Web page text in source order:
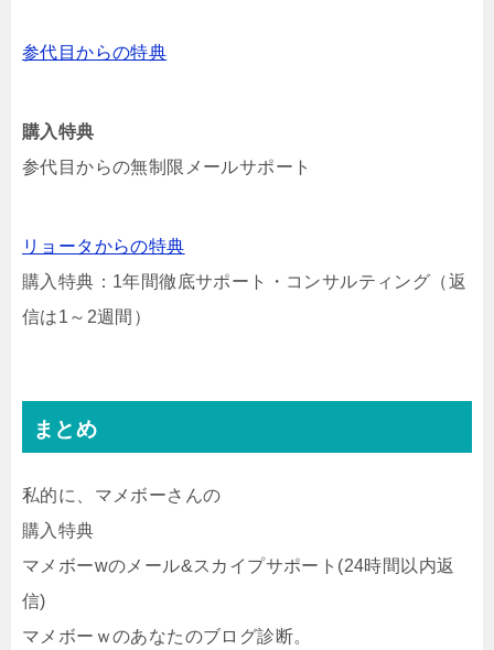
参代目からの特典
購入特典
参代目からの無制限メールサポート
リョータからの特典
購入特典：1年間徹底サポート・コンサルティング（返
信は1～2週間）
まとめ
私的に、マメボーさんの
購入特典
マメボーwのメール&スカイプサポート(24時間以内返
信)
マメボーｗのあなたのブログ診断。